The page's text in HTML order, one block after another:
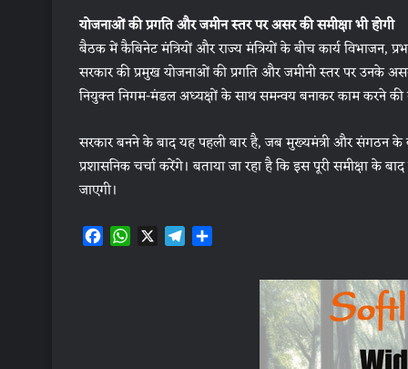
योजनाओं की प्रगति और जमीन स्तर पर असर की समीक्षा भी होगी
बैठक में कैबिनेट मंत्रियों और राज्य मंत्रियों के बीच कार्य विभाजन,
सरकार की प्रमुख योजनाओं की प्रगति और जमीनी स्तर पर उनके
नियुक्त निगम-मंडल अध्यक्षों के साथ समन्वय बनाकर काम करने की
सरकार बनने के बाद यह पहली बार है, जब मुख्यमंत्री और संगठन के
प्रशासनिक चर्चा करेंगे। बताया जा रहा है कि इस पूरी समीक्षा के
जाएगी।
F W X T